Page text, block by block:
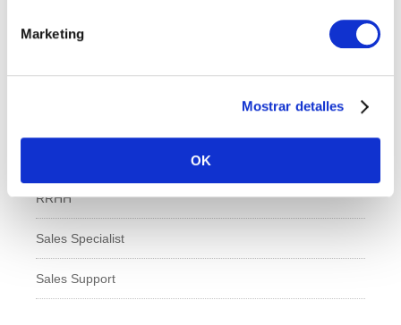
Marketing
Mostrar detalles
OK
Logí­stica
Managed Services
RRHH
Sales Specialist
Sales Support